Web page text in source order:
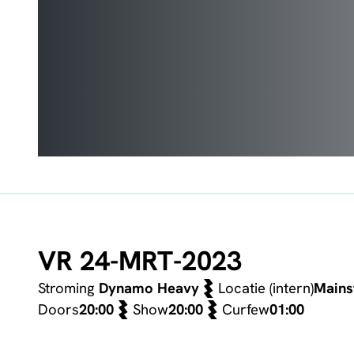
VR 24-MRT-2023
Stroming Dynamo Heavy Locatie (intern)
Doors20:00 Show20:00 Curfew01:00